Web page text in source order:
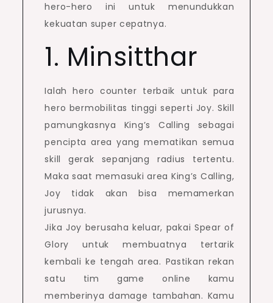
hero-hero ini untuk menundukkan
kekuatan super cepatnya.
1. Minsitthar
Ialah hero counter terbaik untuk para
hero bermobilitas tinggi seperti Joy. Skill
pamungkasnya King’s Calling sebagai
pencipta area yang mematikan semua
skill gerak sepanjang radius tertentu.
Maka saat memasuki area King’s Calling,
Joy tidak akan bisa memamerkan
jurusnya.
Jika Joy berusaha keluar, pakai Spear of
Glory untuk membuatnya tertarik
kembali ke tengah area. Pastikan rekan
satu tim game online kamu
memberinya damage tambahan. Kamu